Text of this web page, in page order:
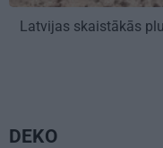
Latvijas skaistākās
DEKO